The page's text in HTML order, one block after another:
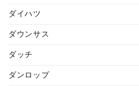
ダイハツ
ダウンサス
ダッチ
ダンロップ